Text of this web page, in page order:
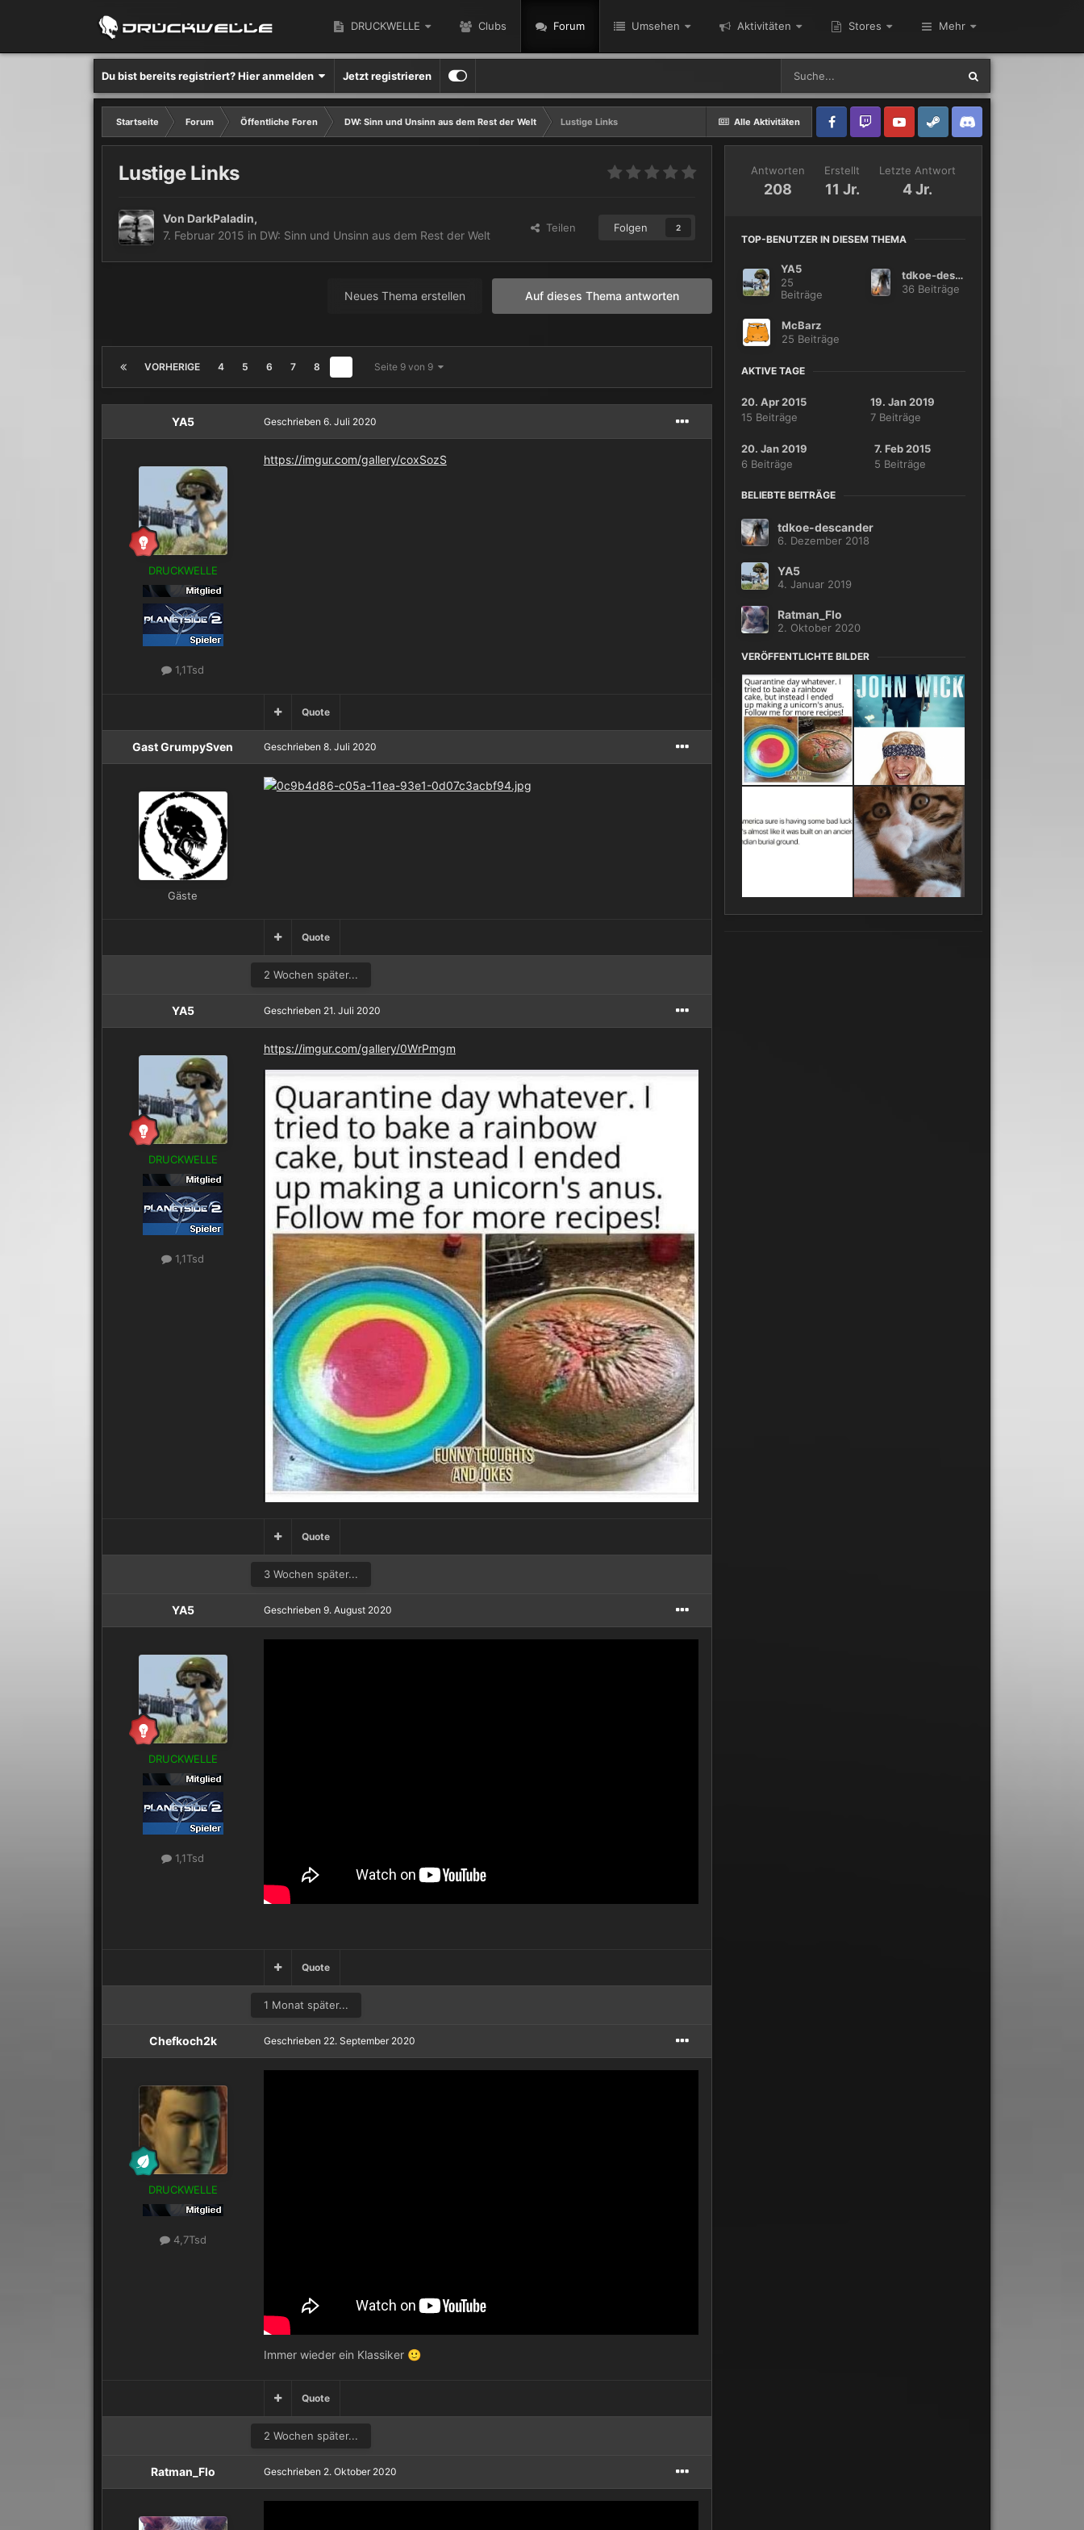
DRUCKWELLE Clubs Forum Umsehen Aktivitäten Stores Mehr
Du bist bereits registriert? Hier anmelden Jetzt registrieren
Alle Aktivitäten
Startseite Forum Öffentliche Foren DW: Sinn und Unsinn aus dem Rest der Welt Lustige Links
Lustige Links
Von DarkPaladin,
7. Februar 2015 in DW: Sinn und Unsinn aus dem Rest der Welt
Teilen Folgen 2
Auf dieses Thema antworten
Neues Thema erstellen
VORHERIGE 4 5 6 7 8 Seite 9 von 9
YA5
DRUCKWELLE
1,1Tsd
Geschrieben 6. Juli 2020
https://imgur.com/gallery/coxSozS
Quote
Gast GrumpySven
Gäste
Geschrieben 8. Juli 2020
Quote
2 Wochen später...
YA5
DRUCKWELLE
1,1Tsd
Geschrieben 21. Juli 2020
https://imgur.com/gallery/0WrPmgm
Quote
3 Wochen später...
YA5
DRUCKWELLE
1,1Tsd
Geschrieben 9. August 2020
Quote
1 Monat später...
Chefkoch2k
DRUCKWELLE
4,7Tsd
Geschrieben 22. September 2020
Immer wieder ein Klassiker 🙂
Quote
2 Wochen später...
Ratman_Flo Geschrieben 2. Oktober 2020
Antworten
208
Erstellt
11 Jr.
Letzte Antwort
4 Jr.
TOP-BENUTZER IN DIESEM THEMA
YA5
25
Beiträge
tdkoe-descander
36 Beiträge
McBarz
25 Beiträge
AKTIVE TAGE
20. Apr 2015
15 Beiträge
19. Jan 2019
7 Beiträge
20. Jan 2019
6 Beiträge
7. Feb 2015
5 Beiträge
BELIEBTE BEITRÄGE
tdkoe-descander
6. Dezember 2018
YA5
4. Januar 2019
Ratman_Flo
2. Oktober 2020
VERÖFFENTLICHTE BILDER